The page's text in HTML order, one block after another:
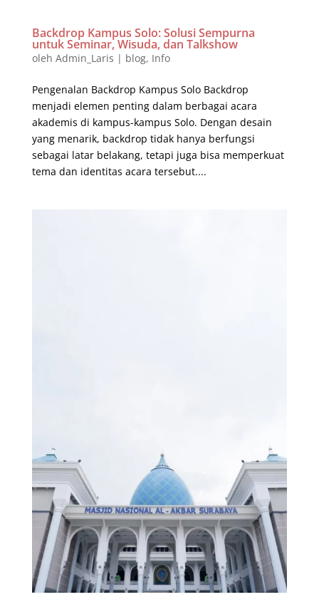
Backdrop Kampus Solo: Solusi Sempurna
untuk Seminar, Wisuda, dan Talkshow
oleh Admin_Laris | blog, Info
Pengenalan Backdrop Kampus Solo Backdrop
menjadi elemen penting dalam berbagai acara
akademis di kampus-kampus Solo. Dengan desain
yang menarik, backdrop tidak hanya berfungsi
sebagai latar belakang, tetapi juga bisa memperkuat
tema dan identitas acara tersebut....